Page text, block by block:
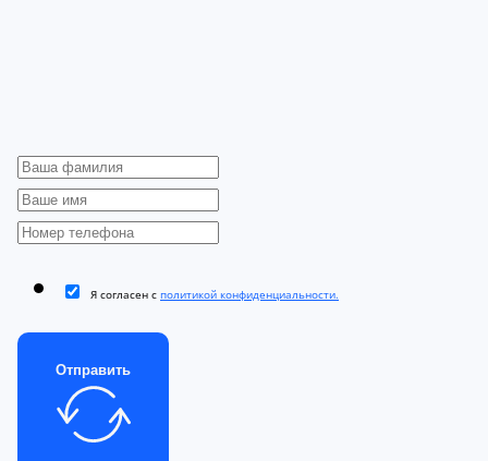
Я согласен с политикой конфиденциальности.
Отправить